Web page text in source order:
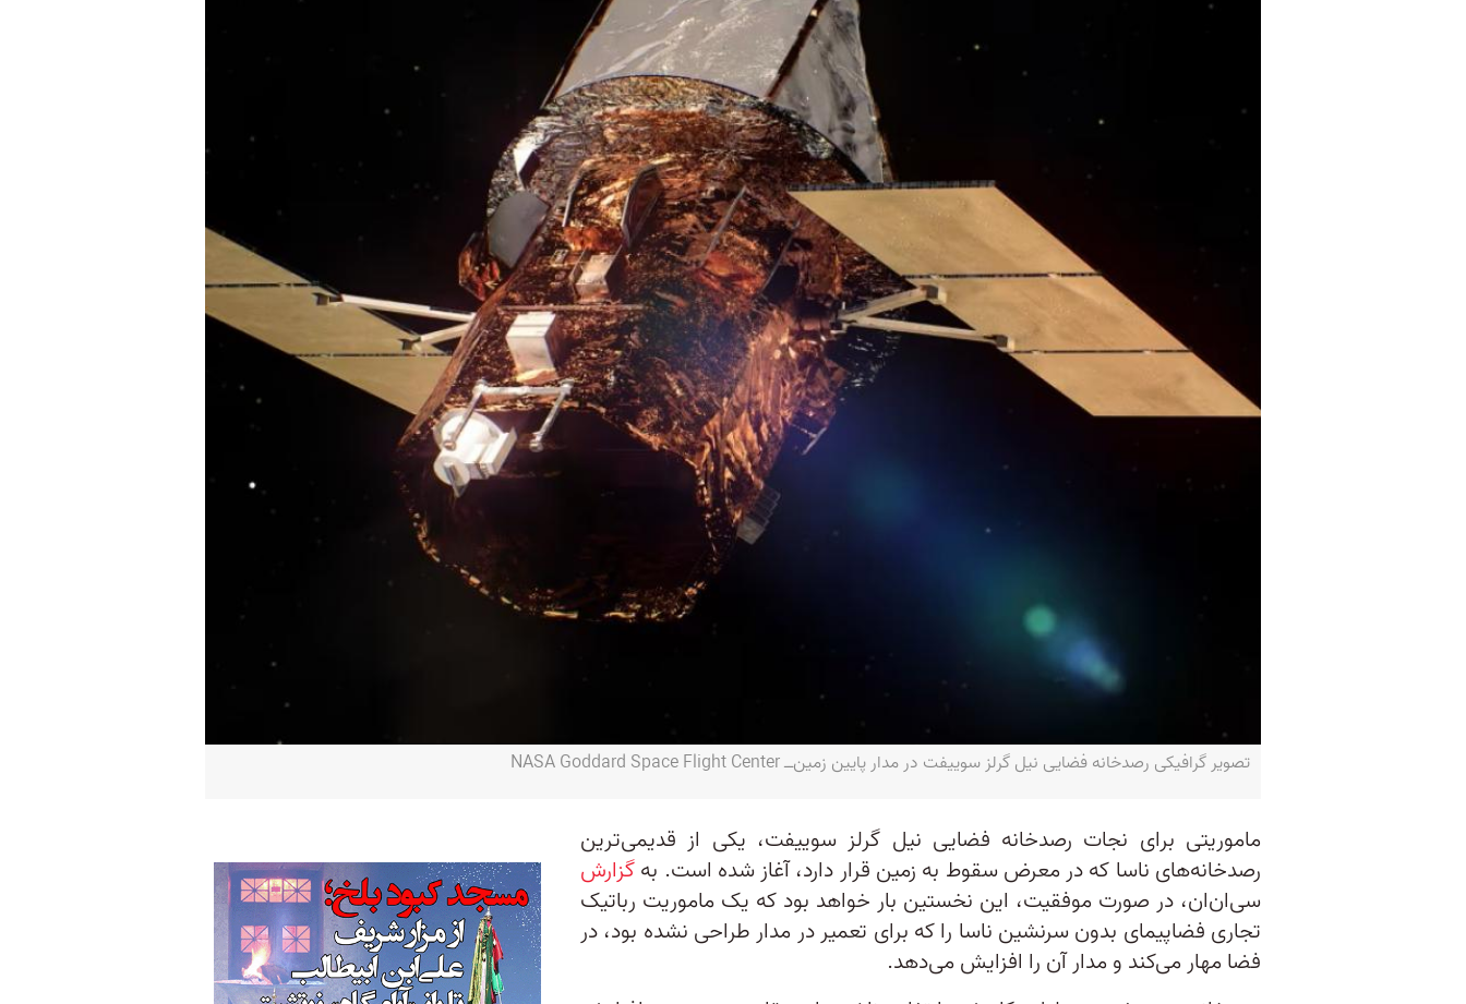
تصویر گرافیکی رصدخانه فضایی نیل گرلز سوییفت در مدار پایین زمین‌ــ NASA Goddard Space Flight Center
ماموریتی برای نجات رصدخانه فضایی نیل گرلز سوییفت، یکی از قدیمی‌ترین
رصدخانه‌های ناسا که در معرض سقوط به زمین قرار دارد، آغاز شده است. بهگزارش
سی‌ان‌ان، در صورت موفقیت، این نخستین بار خواهد بود که یک ماموریت رباتیک
تجاری فضاپیمای بدون سرنشین ناسا را که برای تعمیر در مدار طراحی نشده بود، در
فضا مهار می‌کند و مدار آن را افزایش می‌دهد.